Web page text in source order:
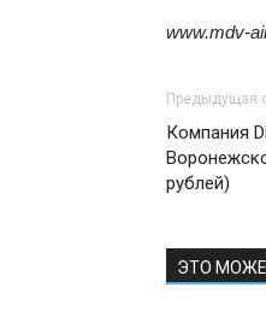
www.mdv-
Предыдущая
Компания
рублей)
ЭТО